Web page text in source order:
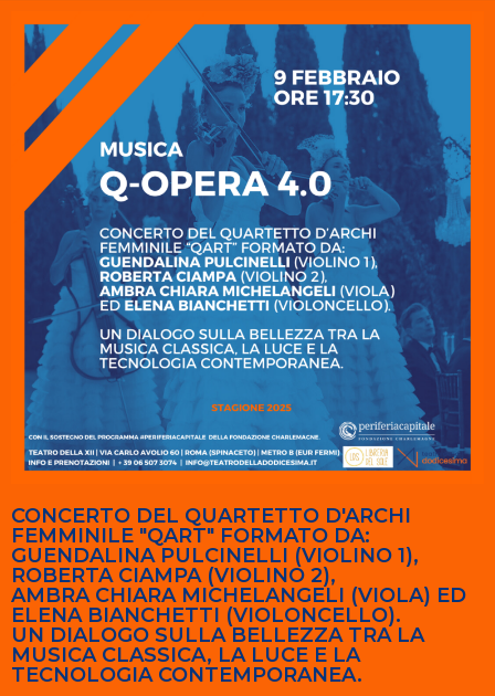
CONCERTO DEL QUARTETTO D'ARCHI
FEMMINILE "QART" FORMATO DA:
GUENDALINA PULCINELLI (VIOLINO 1),
ROBERTA CIAMPA (VIOLINO 2),
AMBRA CHIARA MICHELANGELI (VIOLA) ED
ELENA BIANCHETTI (VIOLONCELLO).
UN DIALOGO SULLA BELLEZZA TRA LA
MUSICA CLASSICA, LA LUCE E LA
TECNOLOGIA CONTEMPORANEA.